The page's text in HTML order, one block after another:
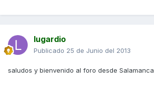
lugardio
Publicado 25 de Junio del 2013
saludos y bienvenido al foro desde Salamanca